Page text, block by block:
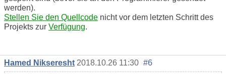
werden).
Stellen Sie den Quellcode nicht vor dem letzten Schritt des
Projekts zur Verfügung.
Hamed Nikseresht 2018.10.26 11:30 #6